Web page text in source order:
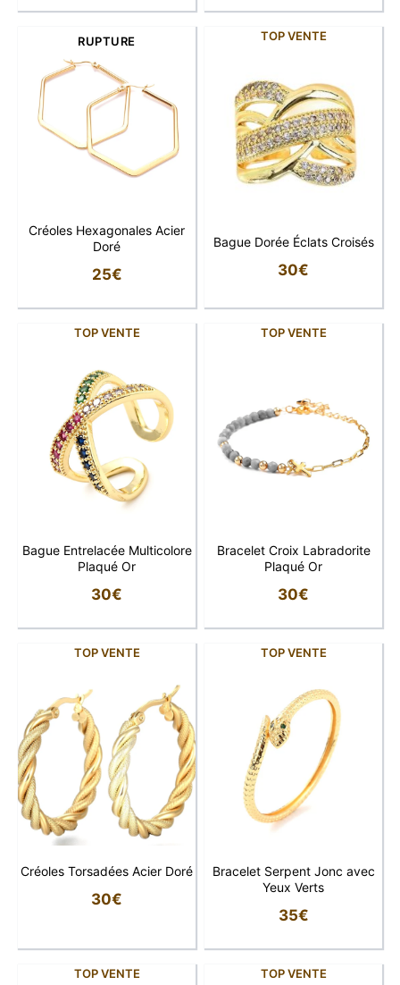
RUPTURE
Créoles Hexagonales Acier
Doré
25€
TOP VENTE
Bague Dorée Éclats Croisés
30€
TOP VENTE
Bague Entrelacée Multicolore
Plaqué Or
30€
TOP VENTE
Bracelet Croix Labradorite
Plaqué Or
30€
TOP VENTE
Créoles Torsadées Acier Doré
30€
TOP VENTE
Bracelet Serpent Jonc avec
Yeux Verts
35€
TOP VENTE TOP VENTE